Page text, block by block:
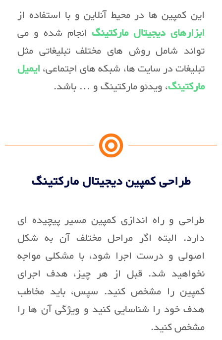
این کمپین ها در محیط آنلاین و با استفاده از
ابزارهای دیجیتال مارکتینگانجام شده و می
تواند شامل روش های مختلف تبلیغاتی مثل
تبلیغات در سایت ها، شبکه های اجتماعی،ایمیل
مارکتینگ، ویدئو مارکتینگ و … باشد.
طراحی کمپین دیجیتال مارکتینگ
طراحی و راه اندازی کمپین مسیر پیچیده ای
دارد. البته اگر مراحل مختلف آن به شکل
اصولی و درست اجرا شود، با مشکلی مواجه
نخواهید شد. قبل از هر چیز، هدف اجرای
کمپین را مشخص کنید. سپس، باید مخاطب
هدف خود را شناسایی کنید و ویژگی آن ها را
مشخص کنید.